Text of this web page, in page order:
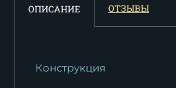
ОПИСАНИЕ ОТЗЫВЫ
Конструкция